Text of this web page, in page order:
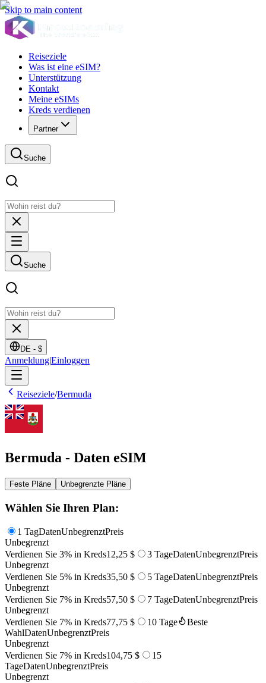
Skip to main content
Reiseziele
Was ist eine eSIM?
Unterstützung
Kontakt
Meine eSIMs
Kreds verdienen
Partner
Suche
Suche
DE - $
Anmeldung|Einloggen
Reiseziele/Bermuda
Bermuda - Daten eSIM
Feste Pläne Unbegrenzte Pläne
Wählen Sie Ihren Plan:
1 TagDatenUnbegrenztPreis
Unbegrenzt
Verdienen Sie 3% in Kreds12,25 $ 3 TageDatenUnbegrenztPreis
Unbegrenzt
Verdienen Sie 5% in Kreds35,50 $ 5 TageDatenUnbegrenztPreis
Unbegrenzt
Verdienen Sie 7% in Kreds57,50 $ 7 TageDatenUnbegrenztPreis
Unbegrenzt
Verdienen Sie 7% in Kreds77,75 $ 10 Tage
Beste
WahlDatenUnbegrenztPreis
Unbegrenzt
Verdienen Sie 7% in Kreds104,75 $
15
TageDatenUnbegrenztPreis
Unbegrenzt